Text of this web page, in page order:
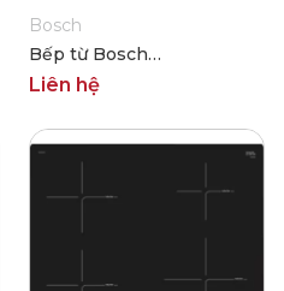
Bosch
Bếp từ Bosch
PUJ61RBB5E
Liên hệ